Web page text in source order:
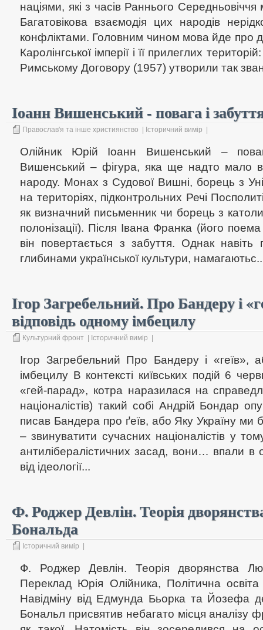
націями, які з часів Раннього Середньовіччя
Багатовікова взаємодія цих народів
конфліктами. Головним чином мова йде про
Каролінгської імперії і її прилеглих
Римському Договору (1957) утворили так
Іоанн Вишенський - повага і
Православ'я та інше християнство Історичний вимір
Олійник Юрій Іоанн Вишенський –
Вишенський – фігура, яка ще надто мало
народу. Монах з Судової Вишні, борець з
на територіях, підконтрольних Речі
як визначний письменник чи борець з
полонізації). Після Івана Франка (його
він повертається з забуття. Однак навіть
глибинами української культури,
Ігор Загребельний. Про Бандеру і
відповідь одному імбецилу
Культурний фронт Історичний вимір
Ігор Загребельний Про Бандеру і «геїв»,
імбецилу В контексті київських подій 6
«гей-парад», котра наразилася на
націоналістів) такий собі Андрій Бондар
писав Бандера про ґеїв, або Яку Україну ми
– звинуватити сучасних націоналістів у
антилібералістичних засад, вони… впали в
від ідеології...
Ф. Роджер Девлін. Теорія
Бональда
Історичний вимір
Ф. Роджер Девлін. Теорія дворянства
Переклад Юрія Олійника, Політична освіта
Навідміну від Едмунда Бьорка та Йозефа
Бональл присвятив небагато місця аналізу